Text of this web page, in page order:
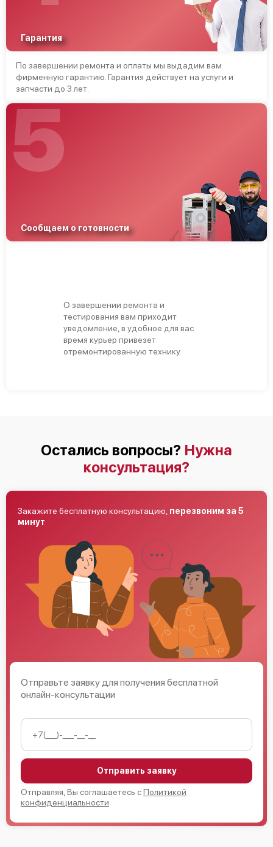
Гарантия
По завершении ремонта и оплаты мы выдадим вам
фирменную гарантию. Гарантия действует на услуги и
запчасти до 3 лет.
5
Сообщаем о готовности
О завершении ремонта и
тестирования вам приходит
уведомление, в удобное для вас
время курьер привезет
отремонтированную технику.
Остались вопросы? Нужна
консультация?
Отправьте заявку для получения бесплатной
онлайн-консультации
Отправить заявку
Отправляя, Вы соглашаетесь сПолитикой
конфиденциальности
Закажите бесплатную консультацию, перезвоним за 5
минут